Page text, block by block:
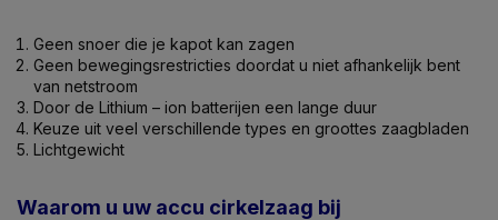
Geen snoer die je kapot kan zagen
Geen bewegingsrestricties doordat u niet afhankelijk bent
van netstroom
Door de Lithium – ion batterijen een lange duur
Keuze uit veel verschillende types en groottes zaagbladen
Lichtgewicht
Waarom u uw accu cirkelzaag bij